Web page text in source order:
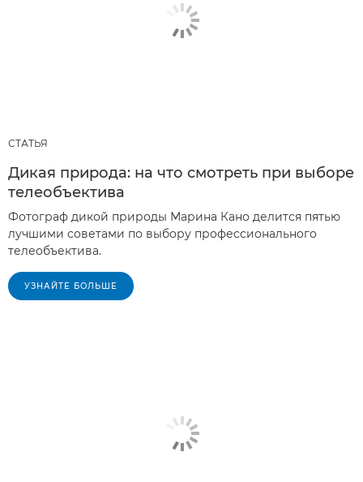
СТАТЬЯ
Дикая природа: на что смотреть при выборе
телеобъектива
Фотограф дикой природы Марина Кано делится пятью
лучшими советами по выбору профессионального
телеобъектива.
УЗНАЙТЕ БОЛЬШЕ